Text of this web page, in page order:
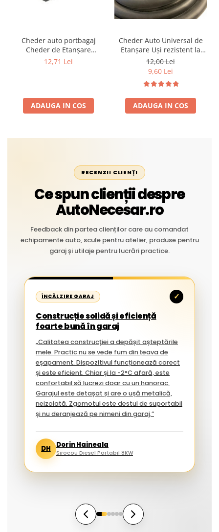
Cheder auto portbagaj
Cheder de Etanșare
Profesional din Cauciuc -
Liniar
12,71 Lei
ADAUGA IN COS
Cheder Auto Universal de
Etanșare Uși rezistent la
intemperii, raze UV,
îmbătrânire și temperaturi
extreme
12,00 Lei
9,60 Lei
ADAUGA IN COS
RECENZII CLIENȚI
Ce spun clienții despre
AutoNecesar.ro
Feedback din partea clienților care au comandat
echipamente auto, scule pentru atelier, produse pentru
garaj și utilaje pentru lucrări practice.
ÎNCĂLZIRE GARAJ ✓
Construcție solidă și eficiență
foarte bună în garaj
„Calitatea construcției a depășit așteptările
mele. Practic nu se vede fum din țeava de
eșapament. Dispozitivul funcționează corect
și este eficient. Chiar și la -2°C afară, este
confortabil să lucrezi doar cu un hanorac.
Garajul este detașat și are o ușă metalică,
neizolată. Zgomotul este destul de suportabil
și nu deranjează pe nimeni din garaj.”
DH Dorin Haineala
Sirocou Diesel Portabil 8KW